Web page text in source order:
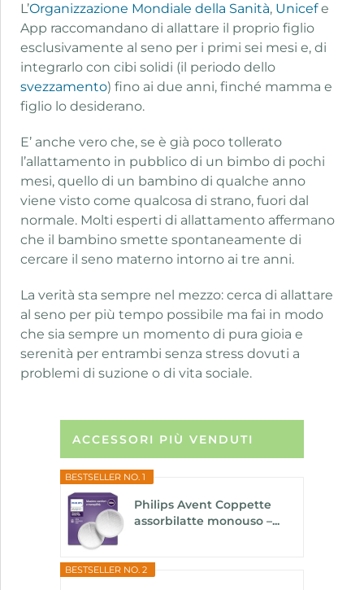
L’Organizzazione Mondiale della Sanità, Unicefe
App raccomandano di allattare il proprio figlio
esclusivamente al seno per i primi sei mesi e, di
integrarlo con cibi solidi (il periodo dello
svezzamento) fino ai due anni, finché mamma e
figlio lo desiderano.
E’ anche vero che, se è già poco tollerato
l’allattamento in pubblico di un bimbo di pochi
mesi, quello di un bambino di qualche anno
viene visto come qualcosa di strano, fuori dal
normale. Molti esperti di allattamento affermano
che il bambino smette spontaneamente di
cercare il seno materno intorno ai tre anni.
La verità sta sempre nel mezzo: cerca di allattare
al seno per più tempo possibile ma fai in modo
che sia sempre un momento di pura gioia e
serenità per entrambi senza stress dovuti a
problemi di suzione o di vita sociale.
ACCESSORI PIÙ VENDUTI
BESTSELLER NO. 1
Philips Avent Coppette
assorbilatte monouso –...
BESTSELLER NO. 2